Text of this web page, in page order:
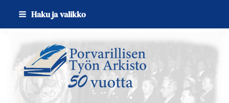
Siirry
sivun
sisältöön
Haku ja valikko
Sivuston etusivulle